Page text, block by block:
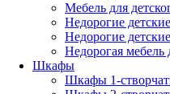
Мебель для
Недорогие
Недорогие
Недорогая мебель
Шкафы
Шкафы 1-